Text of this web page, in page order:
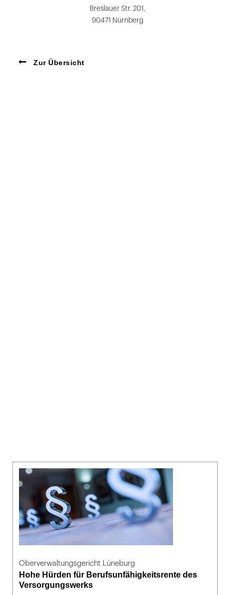
Breslauer Str. 201,
90471 Nürnberg
Zur Übersicht
Oberverwaltungsgericht Lüneburg
Hohe Hürden für Berufsunfähigkeitsrente des
Versorgungswerks